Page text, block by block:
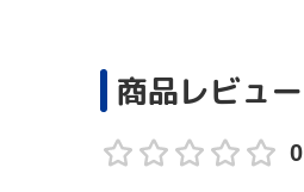
商品レビュー
0